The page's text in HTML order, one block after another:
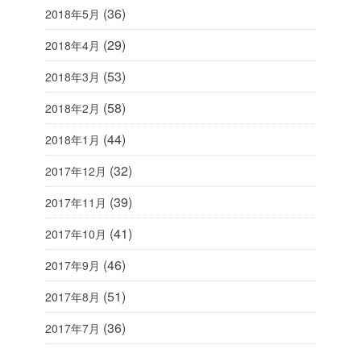
2018年5月 (36)
2018年4月 (29)
2018年3月 (53)
2018年2月 (58)
2018年1月 (44)
2017年12月 (32)
2017年11月 (39)
2017年10月 (41)
2017年9月 (46)
2017年8月 (51)
2017年7月 (36)